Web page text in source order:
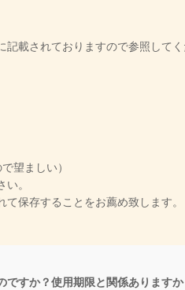
載されておりますので参照してく
望ましい）
。
保存することをお薦め致します。
すか？使用期限と関係ありますか